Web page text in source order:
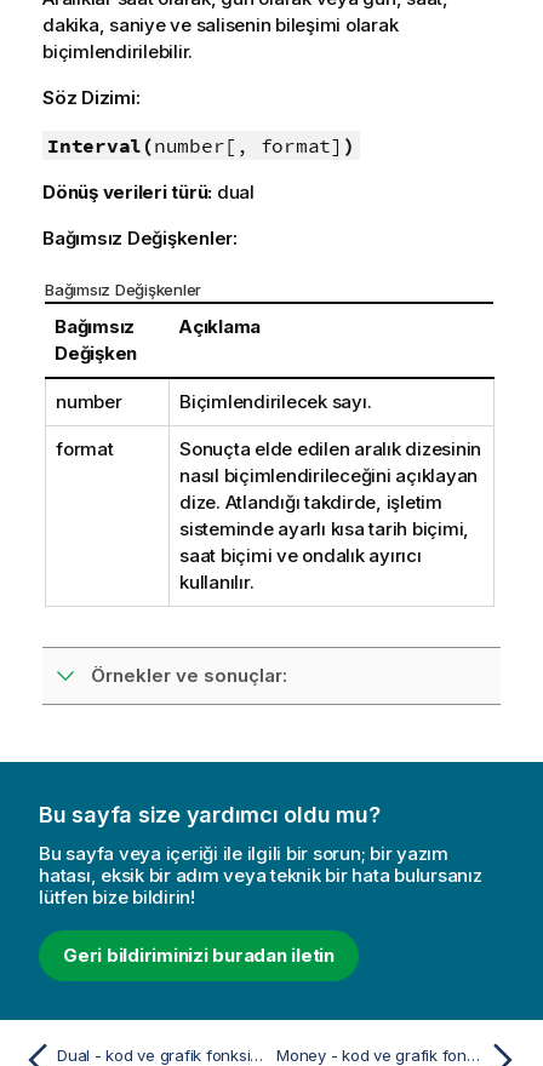
dakika, saniye ve salisenin bileşimi olarak
biçimlendirilebilir.
Söz Dizimi:
Interval(number[, format] )
Dönüş verileri türü: dual
Bağımsız Değişkenler:
Bağımsız Değişkenler
Bağımsız
Değişken
Açıklama
number Biçimlendirilecek sayı.
format
Sonuçta elde edilen aralık dizesinin
nasıl biçimlendirileceğini açıklayan
dize. Atlandığı takdirde, işletim
sisteminde ayarlı kısa tarih biçimi,
saat biçimi ve ondalık ayırıcı
kullanılır.
Örnekler ve sonuçlar:
Bu sayfa size yardımcı oldu mu?
Bu sayfa veya içeriği ile ilgili bir sorun; bir yazım
hatası, eksik bir adım veya teknik bir hata bulursanız
lütfen bize bildirin!
Geri bildiriminizi buradan iletin
Dual - kod ve grafik fonksiyonu Money - kod ve grafik fonksiyonu